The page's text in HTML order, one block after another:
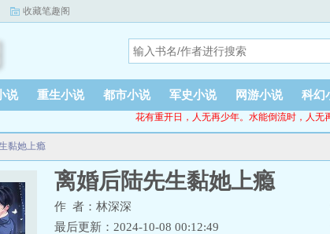
收藏笔趣阁
说 重生小说 都市小说 军史小说 网游小说 科幻
花有重开日，人无再少年。水能倒流时，人无
黏她上瘾
离婚后陆先生黏她上瘾
作 者：林深深
最后更新：2024-10-08 00:12:49